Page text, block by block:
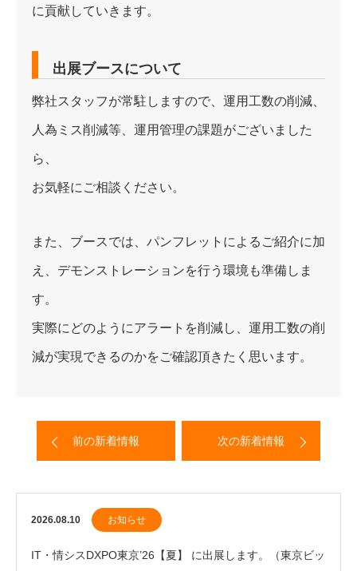
に貢献していきます。
出展ブースについて
弊社スタッフが常駐しますので、運用工数の削減、
人為ミス削減等、運用管理の課題がございました
ら、
お気軽にご相談ください。
また、ブースでは、パンフレットによるご紹介に加
え、デモンストレーションを行う環境も準備しま
す。
実際にどのようにアラートを削減し、運用工数の削
減が実現できるのかをご確認頂きたく思います。
前の新着情報 次の新着情報
2026.08.10 お知らせ
IT・情シスDXPO東京’26【夏】 に出展します。（東京ビッ